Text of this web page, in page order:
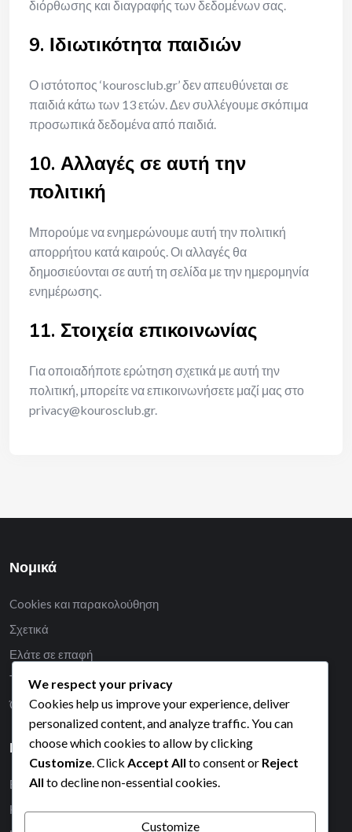
διόρθωσης και διαγραφής των δεδομένων σας.
9. Ιδιωτικότητα παιδιών
Ο ιστότοπος ‘kourosclub.gr’ δεν απευθύνεται σε
παιδιά κάτω των 13 ετών. Δεν συλλέγουμε σκόπιμα
προσωπικά δεδομένα από παιδιά.
10. Αλλαγές σε αυτή την
πολιτική
Μπορούμε να ενημερώνουμε αυτή την πολιτική
απορρήτου κατά καιρούς. Οι αλλαγές θα
δημοσιεύονται σε αυτή τη σελίδα με την ημερομηνία
ενημέρωσης.
11. Στοιχεία επικοινωνίας
Για οποιαδήποτε ερώτηση σχετικά με αυτή την
πολιτική, μπορείτε να επικοινωνήσετε μαζί μας στο
privacy@kourosclub.gr.
Νομικά
Cookies και παρακολούθηση
Σχετικά
Ελάτε σε επαφή
Το απόρρητό σας
Όροι και προϋποθέσεις
Κατηγορίες
Βραβεία Σημείων Ορόσημου Εκδήλωσης
Καθημερινές Δωρεάν Σύνδεσμοι Νομισμάτων
We respect your privacy
Cookies help us improve your experience, deliver
personalized content, and analyze traffic. You can
choose which cookies to allow by clicking
Customize . Click Accept All to consent or Reject
All to decline non-essential cookies.
Customize